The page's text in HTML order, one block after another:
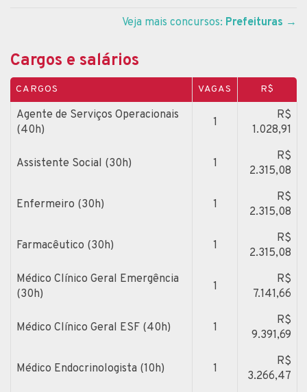
Veja mais concursos: Prefeituras →
Cargos e salários
CARGOS VAGAS R$
Agente de Serviços Operacionais
(40h)
1
R$
1.028,91
Assistente Social (30h) 1
R$
2.315,08
Enfermeiro (30h) 1
R$
2.315,08
Farmacêutico (30h) 1
R$
2.315,08
Médico Clínico Geral Emergência
(30h)
1
R$
7.141,66
Médico Clínico Geral ESF (40h) 1
R$
9.391,69
Médico Endocrinologista (10h) 1
R$
3.266,47